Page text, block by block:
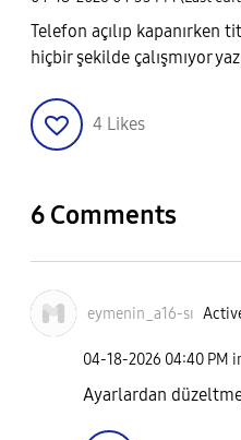
Telefon açılıp kapanırken
hiçbir şekilde çalışmıyor
4 Likes
6 Comments
eymenin_a16-sı
‎04-18-2026 04:40 PM
Ayarlardan